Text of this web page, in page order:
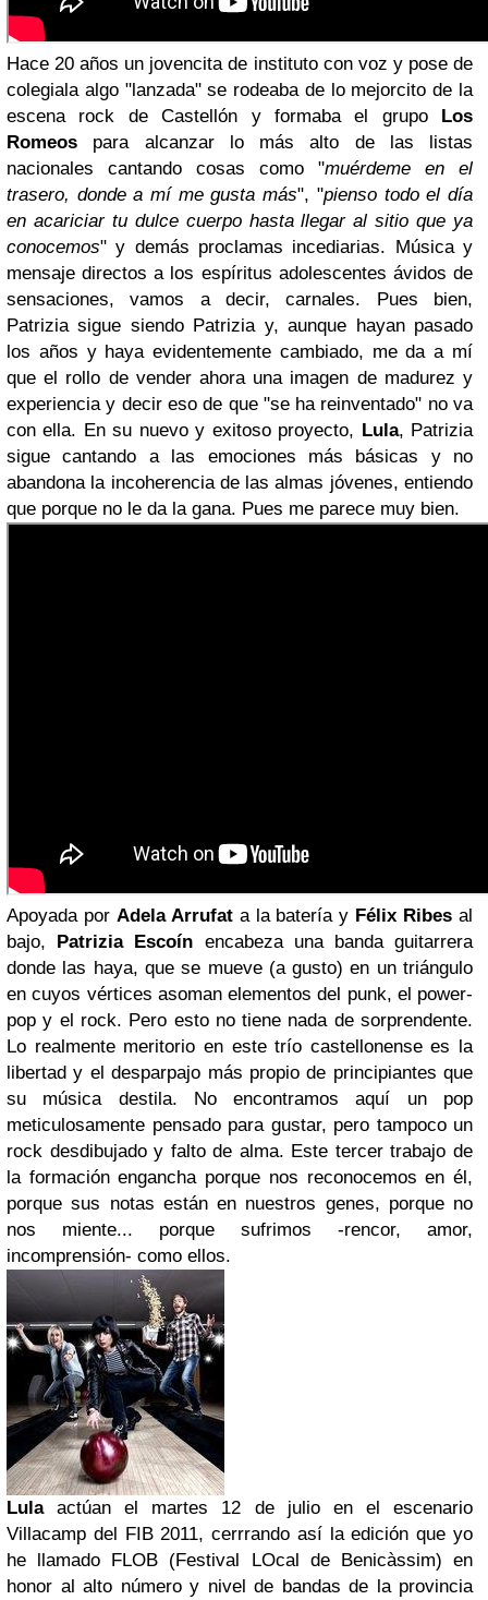
Hace 20 años un jovencita de instituto con voz y pose de
colegiala algo "lanzada" se rodeaba de lo mejorcito de la
escena rock de Castellón y formaba el grupo Los
Romeos para alcanzar lo más alto de las listas
nacionales cantando cosas como "muérdeme en el
trasero, donde a mí me gusta más", "pienso todo el día
en acariciar tu dulce cuerpo hasta llegar al sitio que ya
conocemos" y demás proclamas incediarias. Música y
mensaje directos a los espíritus adolescentes ávidos de
sensaciones, vamos a decir, carnales. Pues bien,
Patrizia sigue siendo Patrizia y, aunque hayan pasado
los años y haya evidentemente cambiado, me da a mí
que el rollo de vender ahora una imagen de madurez y
experiencia y decir eso de que "se ha reinventado" no va
con ella. En su nuevo y exitoso proyecto, Lula, Patrizia
sigue cantando a las emociones más básicas y no
abandona la incoherencia de las almas jóvenes, entiendo
que porque no le da la gana. Pues me parece muy bien.
Apoyada por Adela Arrufata la batería y Félix Ribes al
bajo, Patrizia Escoín encabeza una banda guitarrera
donde las haya, que se mueve (a gusto) en un triángulo
en cuyos vértices asoman elementos del punk, el power-
pop y el rock. Pero esto no tiene nada de sorprendente.
Lo realmente meritorio en este trío castellonense es la
libertad y el desparpajo más propio de principiantes que
su música destila. No encontramos aquí un pop
meticulosamente pensado para gustar, pero tampoco un
rock desdibujado y falto de alma. Este tercer trabajo de
la formación engancha porque nos reconocemos en él,
porque sus notas están en nuestros genes, porque no
nos miente... porque sufrimos -rencor, amor,
incomprensión- como ellos.
Lulaactúan el martes 12 de julio en el escenario
Villacamp del FIB 2011, cerrrando así la edición que yo
he llamado FLOB (Festival LOcal de Benicàssim) en
honor al alto número y nivel de bandas de la provincia